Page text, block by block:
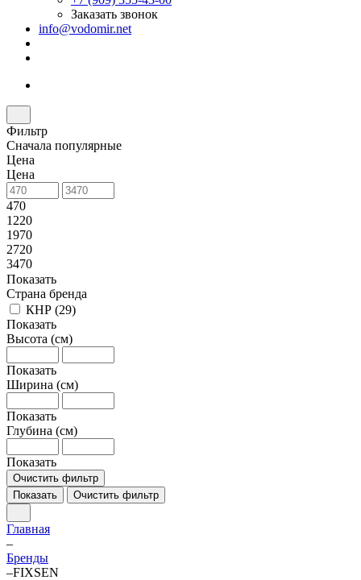
Заказать звонок
info@vodomir.net
Фильтр
Сначала популярные
Цена
Цена
470
1220
1970
2720
3470
Показать
Страна бренда
КНР (29)
Показать
Высота (см)
Показать
Ширина (см)
Показать
Глубина (см)
Показать
Очистить фильтр
Показать
Очистить фильтр
Главная
–
Бренды
–FIXSEN